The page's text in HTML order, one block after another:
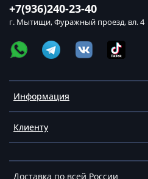
Информация
Клиенту
Доставка по всей России
+7(936)240-23-40
г. Мытищи, Фуражный проезд, вл. 4